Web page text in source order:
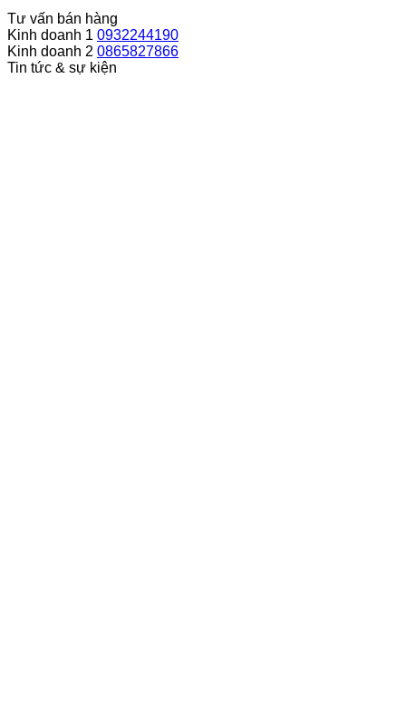
Tư vấn bán hàng
Kinh doanh 1 0932244190
Kinh doanh 2 0865827866
Tin tức & sự kiện